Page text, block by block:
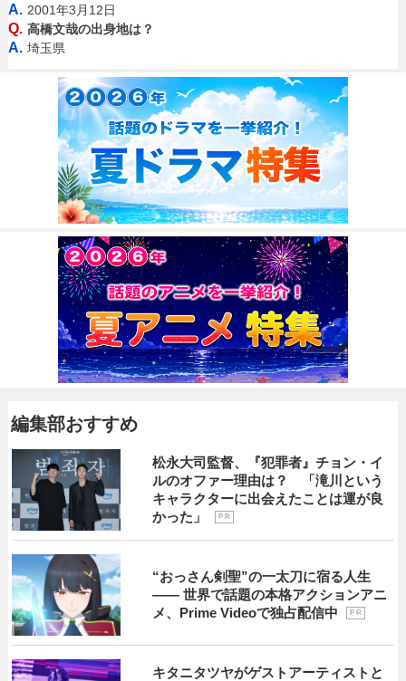
A. 2001年3月12日
Q. 高橋文哉の出身地は？
A. 埼玉県
編集部おすすめ
松永大司監督、『犯罪者』チョン・イ
ルのオファー理由は？ 「滝川という
キャラクターに出会えたことは運が良
かった」
P R
“おっさん剣聖”の一太刀に宿る人生
―― 世界で話題の本格アクションアニ
メ、Prime Videoで独占配信中
P R
キタニタツヤがゲストアーティストと